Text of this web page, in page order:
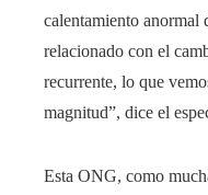
calentamiento anormal
relacionado con el
recurrente, lo que
magnitud”, dice el
Esta ONG, como